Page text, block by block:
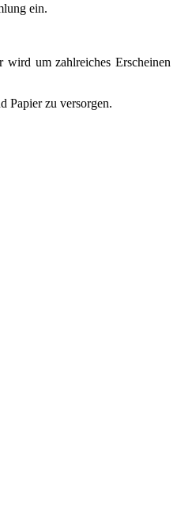
ein.
wird um zahlreiches Erscheinen
Papier zu versorgen.